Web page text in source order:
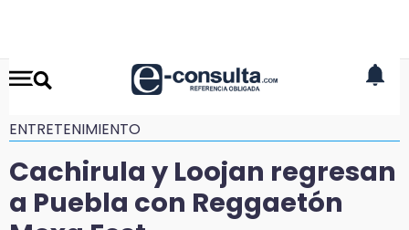
ENTRETENIMIENTO
Cachirula y Loojan regresan
a Puebla con Reggaetón